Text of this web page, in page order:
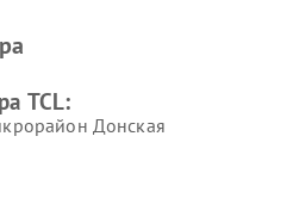
TCL:
Донская